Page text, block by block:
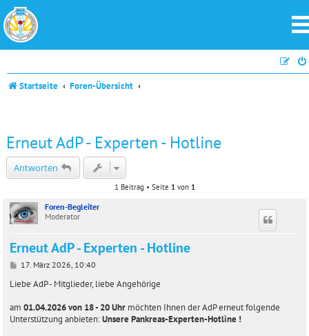
Startseite Foren-Übersicht
Erneut AdP - Experten - Hotline
Antworten
1 Beitrag • Seite 1 von 1
Foren-Begleiter
Moderator
Erneut AdP - Experten - Hotline
B
i
a
g
17. März 2026, 10:40
Liebe AdP - Mitglieder, liebe Angehörige
am 01.04.2026 von 18 - 20 Uhr möchten Ihnen der AdP erneut folgende
Unterstützung anbieten:Unsere Pankreas-Experten-Hotline !